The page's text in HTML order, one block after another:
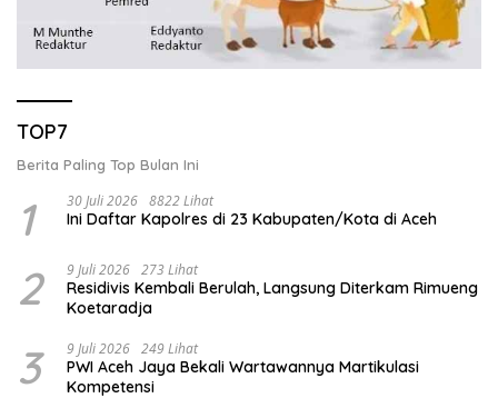
TOP7
Berita Paling Top Bulan Ini
1 30 Juli 2026 8822 Lihat
Ini Daftar Kapolres di 23 Kabupaten/Kota di Aceh
2 9 Juli 2026 273 Lihat
Residivis Kembali Berulah, Langsung Diterkam Rimueng
Koetaradja
3 9 Juli 2026 249 Lihat
PWI Aceh Jaya Bekali Wartawannya Martikulasi
Kompetensi